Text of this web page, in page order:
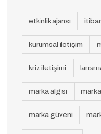
etkinlik ajansı
kurumsal iletişim
kriz iletişimi
marka algısı
marka güveni